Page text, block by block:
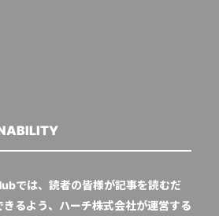
では、読者の皆様が記事を読むだ
るよう、ハーチ株式会社が運営する